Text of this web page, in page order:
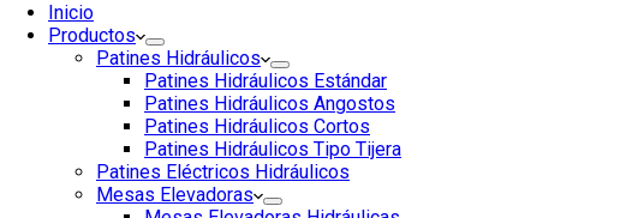
Inicio
Productos
Patines Hidráulicos
Patines Hidráulicos Estándar
Patines Hidráulicos Angostos
Patines Hidráulicos Cortos
Patines Hidráulicos Tipo Tijera
Patines Eléctricos Hidráulicos
Mesas Elevadoras